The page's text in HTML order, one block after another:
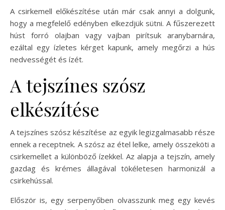
A csirkemell előkészítése után már csak annyi a dolgunk,
hogy a megfelelő edényben elkezdjük sütni. A fűszerezett
húst forró olajban vagy vajban pirítsuk aranybarnára,
ezáltal egy ízletes kérget kapunk, amely megőrzi a hús
nedvességét és ízét.
A tejszínes szósz
elkészítése
A tejszínes szósz készítése az egyik legizgalmasabb része
ennek a receptnek. A szósz az étel lelke, amely összeköti a
csirkemellet a különböző ízekkel. Az alapja a tejszín, amely
gazdag és krémes állagával tökéletesen harmonizál a
csirkehússal.
Először is, egy serpenyőben olvasszunk meg egy kevés